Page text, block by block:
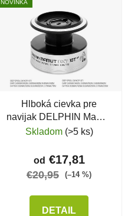
NOVINKA
Hlboká cievka pre
navijak DELPHIN Mamut
NXT DP Aluminium
Skladom (>5 ks)
od €17,81
€20,95 (–14 %)
DETAIL